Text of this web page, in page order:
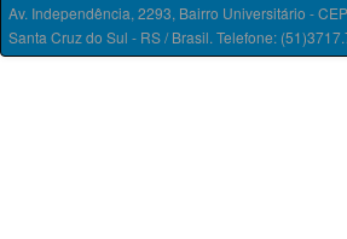
Av. Independência, 2293, Bairro Universitário -
Santa Cruz do Sul - RS / Brasil. Telefone: